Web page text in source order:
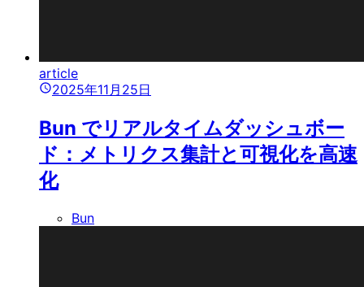
article
2025年11月25日
Bun でリアルタイムダッシュボー
ド：メトリクス集計と可視化を高速
化
Bun